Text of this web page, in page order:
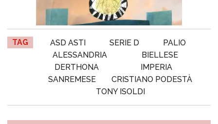
TAG ASD ASTI SERIE D
PALIO
ALESSANDRIA
BIELLESE
DERTHONA
IMPERIA
SANREMESE
CRISTIANO PODESTÀ
TONY ISOLDI